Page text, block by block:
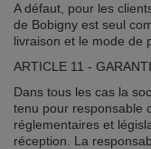
A défaut, pour les
de Bobigny est seul
livraison et le mode de
ARTICLE 11 -
Dans tous les cas la
tenu pour responsable
réglementaires et
réception. La